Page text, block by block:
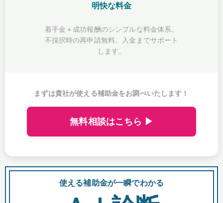
明快な料金
着手金＋成功報酬のシンプルな料金体系。
不採択時の再申請無料。入金までサポート
します。
まずは貴社が使える補助金をお調べいたします！
無料相談はこちら ▶
使える補助金が一瞬でわかる